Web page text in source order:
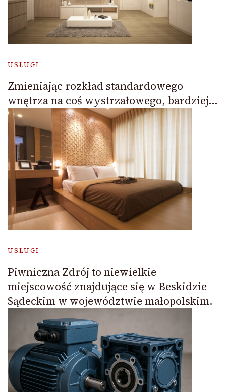
USŁUGI
Zmieniając rozkład standardowego
wnętrza na coś wystrzałowego, bardziej…
USŁUGI
Piwniczna Zdrój to niewielkie
miejscowość znajdujące się w Beskidzie
Sądeckim w województwie małopolskim.